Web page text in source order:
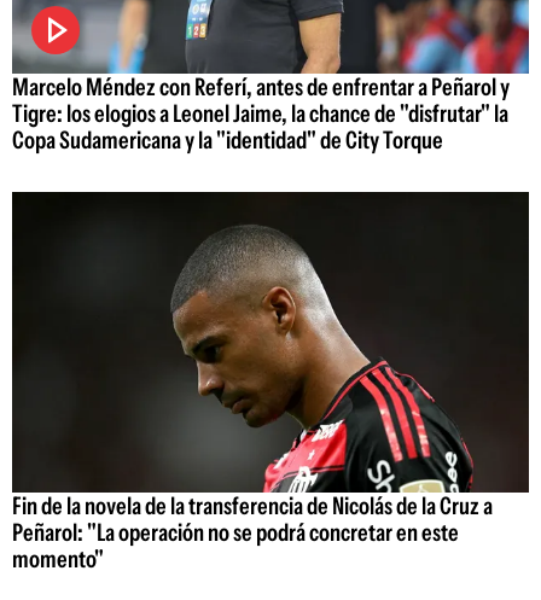
Marcelo Méndez con Referí, antes de enfrentar a Peñarol y
Tigre: los elogios a Leonel Jaime, la chance de "disfrutar" la
Copa Sudamericana y la "identidad" de City Torque
Fin de la novela de la transferencia de Nicolás de la Cruz a
Peñarol: "La operación no se podrá concretar en este
momento"